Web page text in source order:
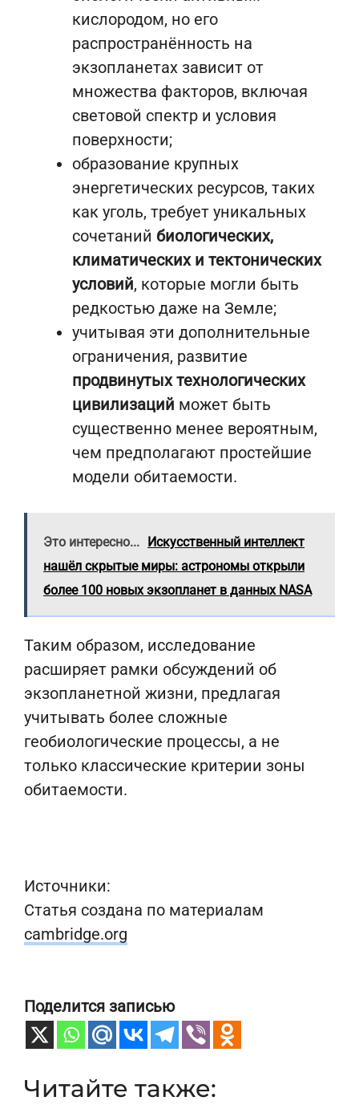
кислородом, но его
распространённость на
экзопланетах зависит от
множества факторов, включая
световой спектр и условия
поверхности;
образование крупных
энергетических ресурсов, таких
как уголь, требует уникальных
сочетаний биологических,
климатических и тектонических
условий, которые могли быть
редкостью даже на Земле;
учитывая эти дополнительные
ограничения, развитие
продвинутых технологических
цивилизаций может быть
существенно менее вероятным,
чем предполагают простейшие
модели обитаемости.
Это интересно... Искусственный интеллект
нашёл скрытые миры: астрономы открыли
более 100 новых экзопланет в данных NASA
Таким образом, исследование
расширяет рамки обсуждений об
экзопланетной жизни, предлагая
учитывать более сложные
геобиологические процессы, а не
только классические критерии зоны
обитаемости.
Источники:
Статья создана по материалам
cambridge.org
Поделится записью
Читайте также: